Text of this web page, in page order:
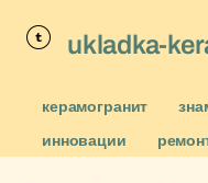
ukladka-
керамогранит
инновации